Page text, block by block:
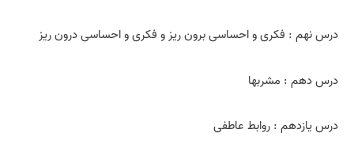
درس نهم : فکری و احساسی برون ریز و فکری و احساسی درون ریز
درس دهم : مشربها
درس یازدهم : روابط عاطفی